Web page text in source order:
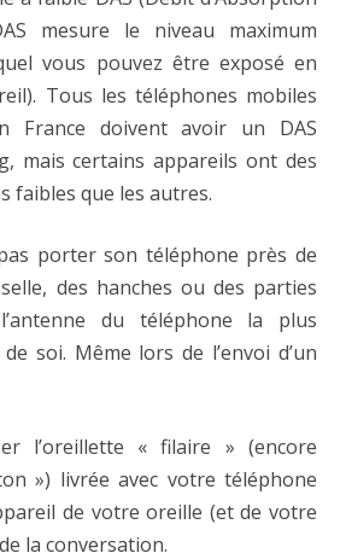
mesure le niveau maximum
vous pouvez être exposé en
Tous les téléphones mobiles
France doivent avoir un DAS
mais certains appareils ont des
faibles que les autres.
porter son téléphone près de
des hanches ou des parties
du téléphone la plus
soi. Même lors de l’envoi d’un
l’oreillette « filaire » (encore
») livrée avec votre téléphone
de votre oreille (et de votre
la conversation.